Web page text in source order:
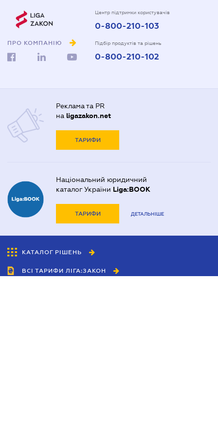
ПРО КОМПАНІЮ
Центр підтримки користувачів
0-800-210-103
Підбір продуктів та рішень
0-800-210-102
Реклама та PR
на ligazakon.net
ТАРИФИ
Національний юридичний
каталог України Liga:BOOK
ТАРИФИ ДЕТАЛЬНІШЕ
КАТАЛОГ РІШЕНЬ
ВСІ ТАРИФИ ЛІГА:ЗАКОН